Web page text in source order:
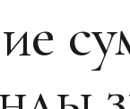
Образы
Светская